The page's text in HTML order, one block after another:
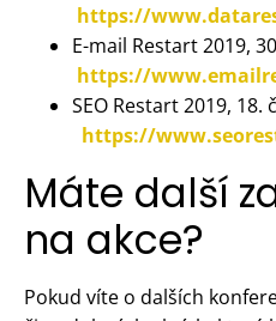
https://
E-mail Restart 2019,
https://
SEO Restart 2019, 18.
https://
Máte další
na akce?
Pokud víte o dalších